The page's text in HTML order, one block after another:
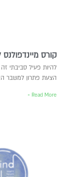
קורס
להיות פעיל סביבתי
הצעת פתרון למשבר
Read More »